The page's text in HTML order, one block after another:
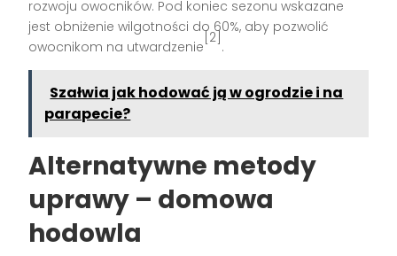
rozwoju owocników. Pod koniec sezonu wskazane
jest obniżenie wilgotności do 60%, aby pozwolić
owocnikom na utwardzenie
[2]
.
Szałwia jak hodować ją w ogrodzie i na
parapecie?
Alternatywne metody
uprawy – domowa
hodowla